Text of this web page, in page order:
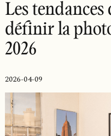
Les
définir la
2026
2026-04-09